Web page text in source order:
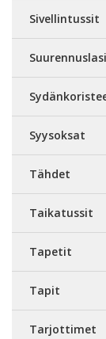
Sivellintussit
Syysoksat
Tähdet
Taikatussit
Tapetit
Tapit
Tarjottimet